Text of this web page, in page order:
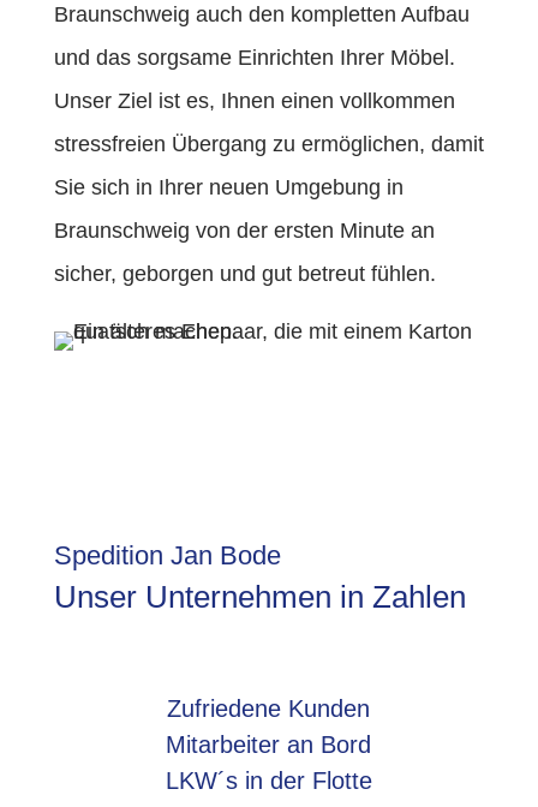
Braunschweig auch den kompletten Aufbau
und das sorgsame Einrichten Ihrer Möbel.
Unser Ziel ist es, Ihnen einen vollkommen
stressfreien Übergang zu ermöglichen, damit
Sie sich in Ihrer neuen Umgebung in
Braunschweig von der ersten Minute an
sicher, geborgen und gut betreut fühlen.
Spedition Jan Bode
Unser Unternehmen in Zahlen
Zufriedene Kunden
Mitarbeiter an Bord
LKW´s in der Flotte